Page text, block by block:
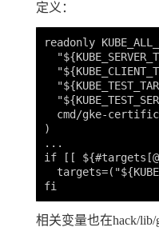
定义：
readonly
cmd/gke-
)
...
if [[
相关变量也在hack/lib/